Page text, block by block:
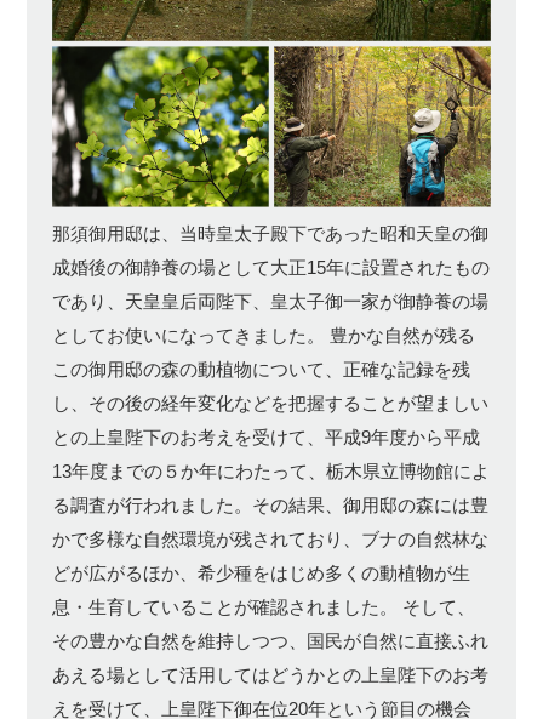
那須御用邸は、当時皇太子殿下であった昭和天皇の御
成婚後の御静養の場として大正15年に設置されたもの
であり、天皇皇后両陛下、皇太子御一家が御静養の場
としてお使いになってきました。 豊かな自然が残る
この御用邸の森の動植物について、正確な記録を残
し、その後の経年変化などを把握することが望ましい
との上皇陛下のお考えを受けて、平成9年度から平成
13年度までの５か年にわたって、栃木県立博物館によ
る調査が行われました。その結果、御用邸の森には豊
かで多様な自然環境が残されており、ブナの自然林な
どが広がるほか、希少種をはじめ多くの動植物が生
息・生育していることが確認されました。
そして、
その豊かな自然を維持しつつ、国民が自然に直接ふれ
あえる場として活用してはどうかとの上皇陛下のお考
えを受けて、上皇陛下御在位20年という節目の機会